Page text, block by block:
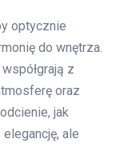
optycznie
do wnętrza.
z
oraz
jak
ale